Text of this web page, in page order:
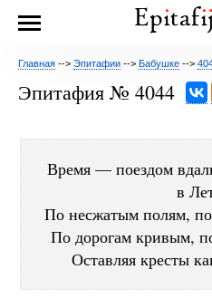
Главная --> Эпитафии --> Бабушке -->
Эпитафия № 4044
Время — поездом
в
По несжатым полям,
По дорогам кривым,
Оставляя кресты